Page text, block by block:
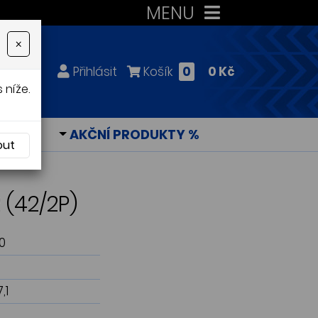
MENU
Přihlásit Košík 0 0 Kč
AKČNÍ PRODUKTY %
(42/2P)
×
níže.